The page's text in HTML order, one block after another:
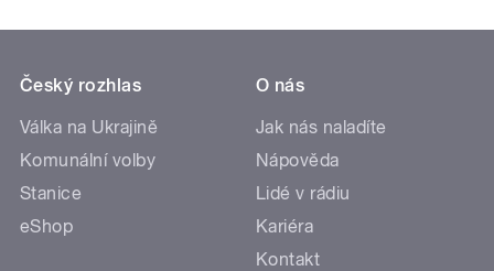
Český rozhlas
Válka na Ukrajině
Komunální volby
Stanice
eShop
O nás
Jak nás naladíte
Nápověda
Lidé v rádiu
Kariéra
Kontakt